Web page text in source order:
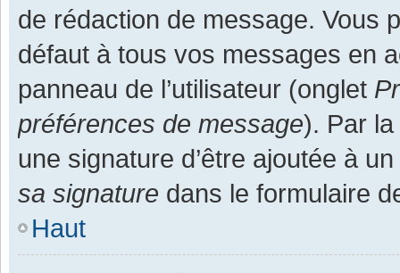
de rédaction de message. Vous
défaut à tous vos messages en
panneau de l’utilisateur (onglet
préférences de message). Par
une signature d’être ajoutée à
sa signature dans le formulaire
Haut